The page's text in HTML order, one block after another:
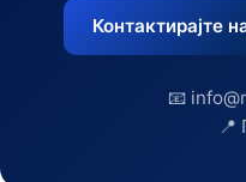
Контактирајте
📧
📍